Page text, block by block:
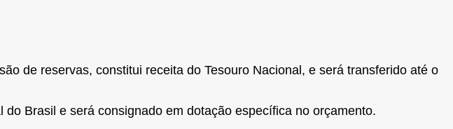
de reservas, constitui receita do Tesouro Nacional, e será transferido até o
Brasil e será consignado em dotação específica no orçamento.